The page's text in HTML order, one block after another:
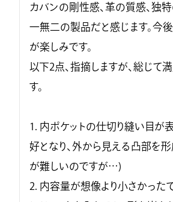
カバンの剛性感、革の質感、独
一無二の製品だと感じます。今
が楽しみです。
以下2点、指摘しますが、総じて
す。
1. 内ポケットの仕切り縫い目が
好となり、外から見える凸部を形
が難しいのですが…)
2. 内容量が想像より小さかった